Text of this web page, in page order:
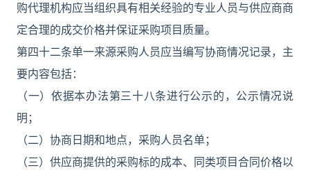
购代理机构应当组织具有相关经验的专业人员与供应商商
定合理的成交价格并保证采购项目质量。
第四十二条单一来源采购人员应当编写协商情况记录，主
要内容包括：
（一）依据本办法第三十八条进行公示的，公示情况说
明；
（二）协商日期和地点，采购人员名单；
（三）供应商提供的采购标的成本、同类项目合同价格以